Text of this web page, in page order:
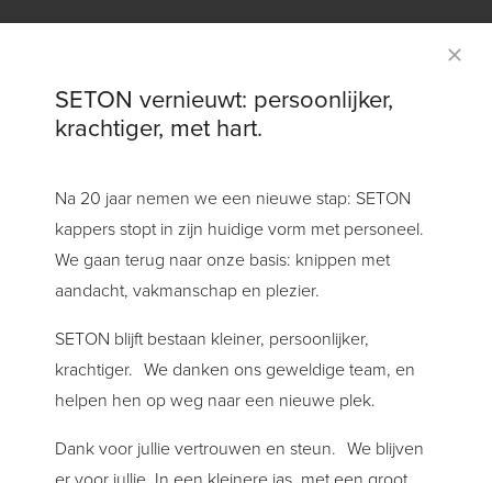
CREATIVE PITCHER
Logo Design
SETON vernieuwt: persoonlijker,
krachtiger, met hart.
Na 20 jaar nemen we een nieuwe stap: SETON
kappers stopt in zijn huidige vorm met personeel.
We gaan terug naar onze basis: knippen met
aandacht, vakmanschap en plezier.
SETON blijft bestaan kleiner, persoonlijker,
krachtiger. We danken ons geweldige team, en
helpen hen op weg naar een nieuwe plek.
Dank voor jullie vertrouwen en steun. We blijven